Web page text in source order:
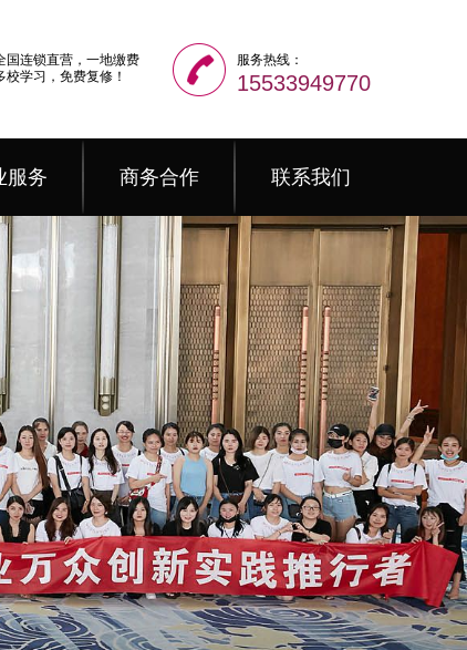
国连锁直营，一地缴费
校学习，免费复修！
服务热线：
15533949770
服务 商务合作 联系我们